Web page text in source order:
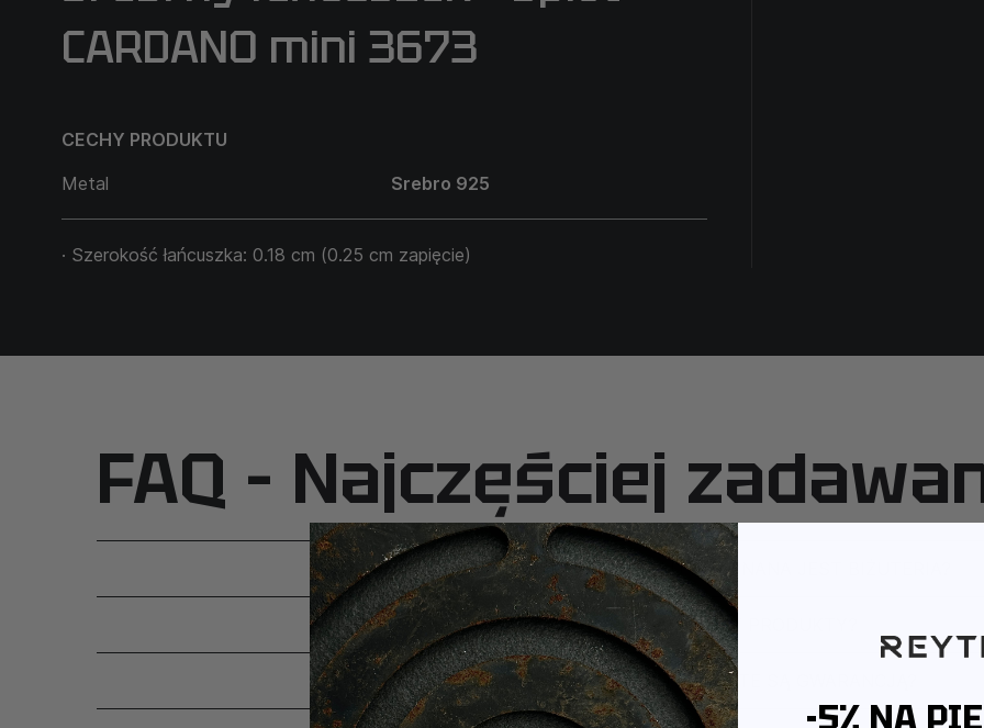
CARDANO mini 3673
CECHY PRODUKTU
Metal
Srebro 925
· Szerokość łańcuszka: 0.18 cm (0.25 cm zapięcie)
FAQ – Najczęściej
Z JAKIEGO METALU WYKONANA JEST BIŻUTERIA?
JAK PAKUJEMY PRODUKTY?
CZY PRODUKTY OBJĘTE SĄ GWARANCJĄ?
-5% NA